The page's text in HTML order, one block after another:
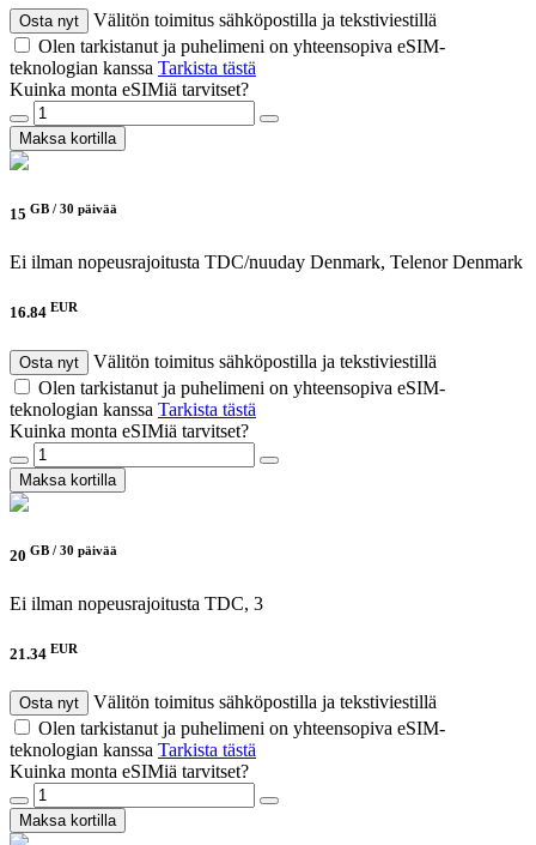
Osta nyt
Välitön toimitus sähköpostilla ja tekstiviestillä
Olen tarkistanut ja puhelimeni on yhteensopiva eSIM-
teknologian kanssa Tarkista tästä
Kuinka monta eSIMiä tarvitset?
Maksa kortilla
15 GB / 30 päivää
Ei ilman nopeusrajoitusta TDC/nuuday Denmark, Telenor Denmark
16.84 EUR
Osta nyt
Välitön toimitus sähköpostilla ja tekstiviestillä
Olen tarkistanut ja puhelimeni on yhteensopiva eSIM-
teknologian kanssa Tarkista tästä
Kuinka monta eSIMiä tarvitset?
Maksa kortilla
20 GB / 30 päivää
Ei ilman nopeusrajoitusta TDC, 3
21.34 EUR
Osta nyt
Välitön toimitus sähköpostilla ja tekstiviestillä
Olen tarkistanut ja puhelimeni on yhteensopiva eSIM-
teknologian kanssa Tarkista tästä
Kuinka monta eSIMiä tarvitset?
Maksa kortilla